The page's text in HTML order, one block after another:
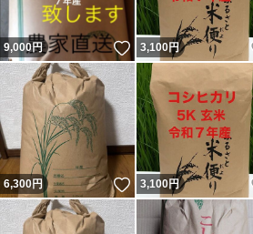
9,000円 いいね！
3,100円
6,300円 いいね！
3,100円